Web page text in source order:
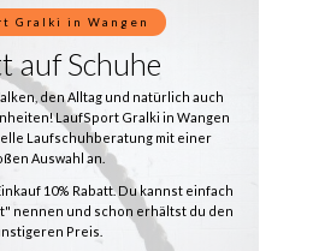
Gralki in Wangen
auf Schuhe
den Alltag und natürlich auch
LaufSport Gralki in Wangen
Laufschuhberatung mit einer
Auswahl an.
10% Rabatt. Du kannst einfach
nennen und schon erhältst du den
Preis.